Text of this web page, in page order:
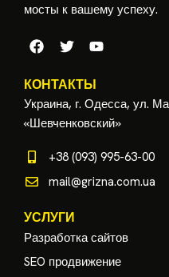
мосты к вашему успеху.
КОНТАКТЫ
Украина, г. Одесса, ул.
«Шевченковский»
+38 (093) 995-63-00
mail@grizna.com.ua
УСЛУГИ
Разработка сайтов
SEO продвижение